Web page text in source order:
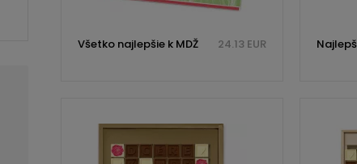
Všetko najlepšie k MDŽ 24.13 EUR